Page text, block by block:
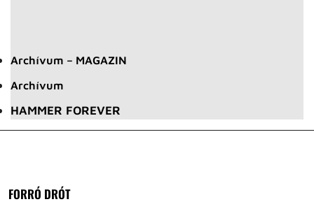
Archívum – MAGAZIN
Archívum
HAMMER FOREVER
FORRÓ DRÓT